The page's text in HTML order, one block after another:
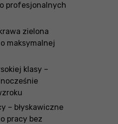
profesjonalnych
zielona
maksymalnej
klasy –
– błyskawiczne
pracy bez